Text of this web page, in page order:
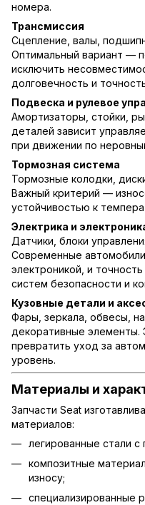
номера.
Трансмиссия
Сцепление, валы,
Оптимальный вариант —
исключить
долговечность и
Подвеска и рулевое
Амортизаторы, стойки,
деталей зависит
при движении по
Тормозная система
Тормозные колодки,
Важный критерий —
устойчивостью к
Электрика и
Датчики, блоки
Современные
электроникой, и
систем безопасности и
Кузовные детали и
Фары, зеркала, обвесы,
декоративные элементы.
превратить уход за
уровень.
Материалы и
Запчасти Seat
материалов:
легированные стали
композитные
износу;
специализированные